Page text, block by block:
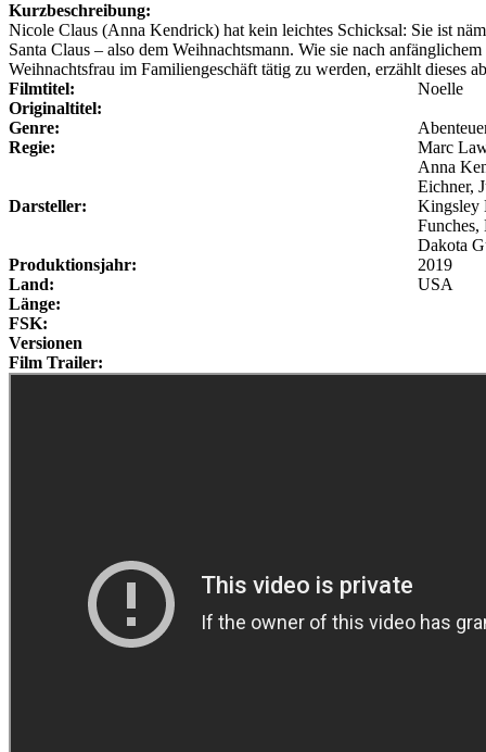
Kurzbeschreibung:
Nicole Claus (Anna Kendrick) hat kein leichtes Schicksal: Sie ist
Santa Claus – also dem Weihnachtsmann. Wie sie nach
Weihnachtsfrau im Familiengeschäft tätig zu werden, erzählt dieses
Filmtitel:
Noelle
Originaltitel:
Genre:
Regie:
Marc
Darsteller:
Anna
Eichner,
Kingsley
Funches,
Dakota
Produktionsjahr:
2019
Land:
USA
Länge:
FSK:
Versionen
Film Trailer: